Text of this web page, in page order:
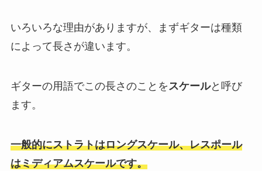
いろいろな理由がありますが、まずギターは種類
によって長さが違います。
ギターの用語でこの長さのことを スケールと呼び
ます。
一般的にストラトはロングスケール、レスポール
はミディアムスケールです。